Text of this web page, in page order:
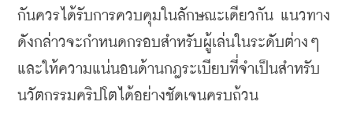
กันควรได้รับการควบคุมในลักษณะเดียวกัน แนวทาง
ดังกล่าวจะกำหนดกรอบสำหรับผู้เล่นในระดับต่างๆ
และให้ความแน่นอนด้านกฎระเบียบที่จำเป็นสำหรับ
นวัตกรรมคริปโตได้อย่างชัดเจนครบถ้วน